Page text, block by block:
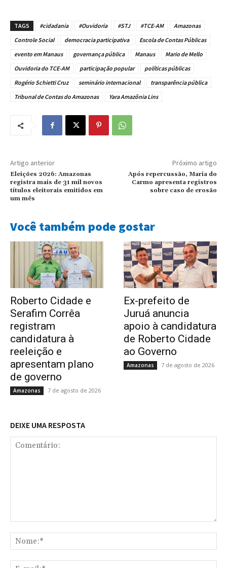
TAGS #cidadania #Ouvidoria #STJ #TCE-AM
Amazonas
Controle Social
democracia participativa
Escola de Contas Públicas
evento em Manaus
governança pública Manaus
Mario de Mello
Ouvidoria do TCE-AM
participação popular
políticas públicas
Rogério Schietti Cruz
seminário internacional
transparência pública
Tribunal de Contas do Amazonas
Yara Amazônia Lins
Artigo anterior
Eleições 2026: Amazonas
registra mais de 31 mil novos
títulos eleitorais emitidos em
um mês
Próximo artigo
Após repercussão, Maria do
Carmo apresenta registros
sobre caso de erosão
Você também pode gostar
Roberto Cidade e
Serafim Corrêa
registram
candidatura à
reeleição e
apresentam plano
de governo
Amazonas 7 de agosto de 2026
Ex-prefeito de
Juruá anuncia
apoio à candidatura
de Roberto Cidade
ao Governo
Amazonas 7 de agosto de 2026
DEIXE UMA RESPOSTA